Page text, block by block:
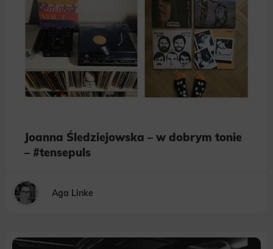
Joanna Śledziejowska – w dobrym tonie
– #tensepuls
Aga Linke